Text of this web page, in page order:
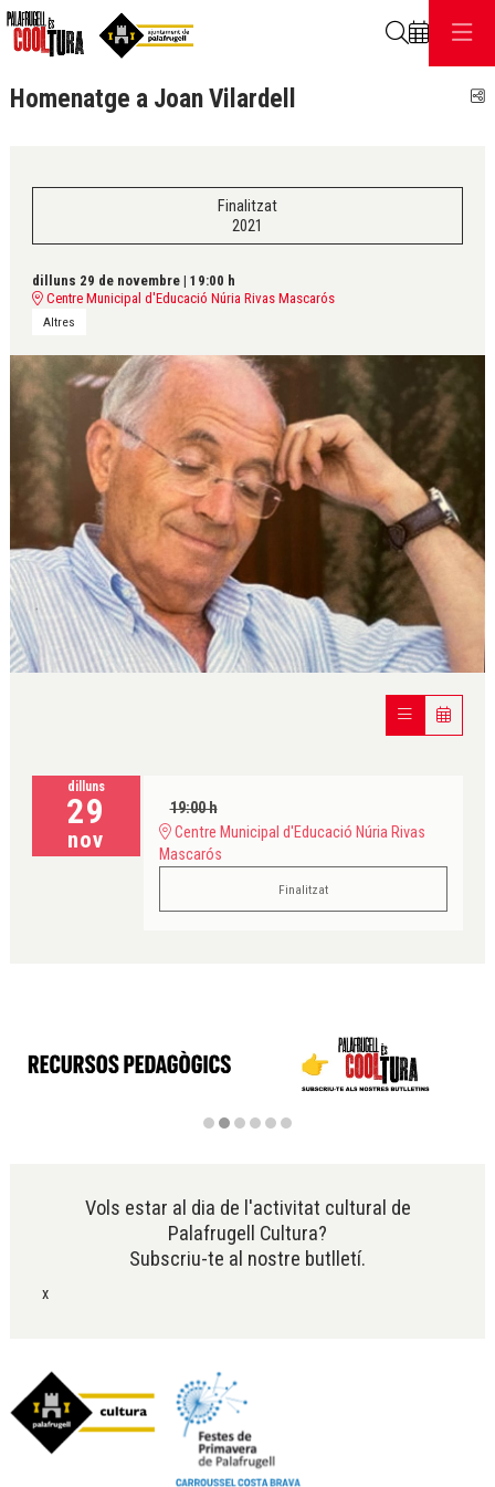
Homenatge a Joan Vilardell
Finalitzat
2021
dilluns 29 de novembre | 19:00 h
Centre Municipal d'Educació Núria Rivas Mascarós
Altres
dilluns
29
nov
19:00 h
Centre Municipal d'Educació Núria Rivas
Mascarós
Finalitzat
Vols estar al dia de l'activitat cultural de
Palafrugell Cultura?
Subscriu-te al nostre butlletí.
x